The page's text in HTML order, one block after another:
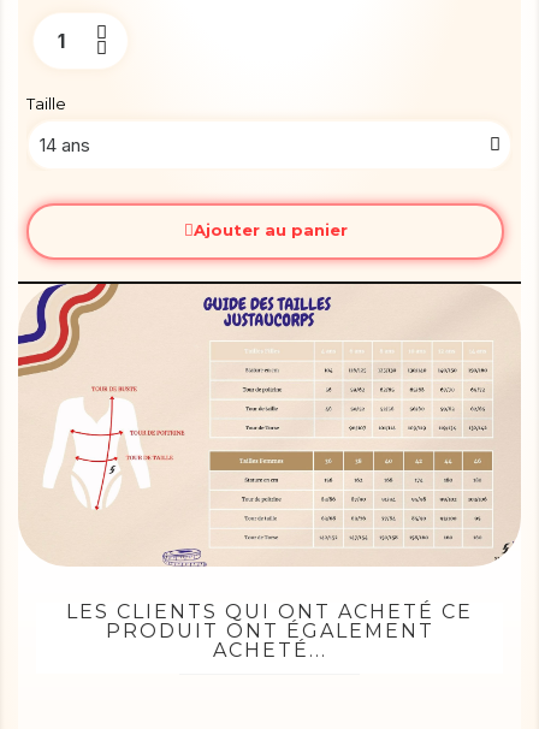
Taille
Ajouter au panier
LES CLIENTS QUI ONT ACHETÉ CE
PRODUIT ONT ÉGALEMENT
ACHETÉ...